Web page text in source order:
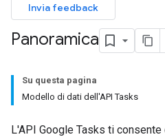
Invia feedback
Panoramica
Su questa pagina
Modello di dati dell'API Tasks
L'API Google Tasks ti